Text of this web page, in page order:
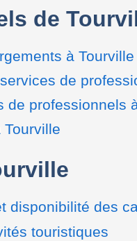
de
à Tourville
de
de professionnels
Tourville
disponibilité des
touristiques